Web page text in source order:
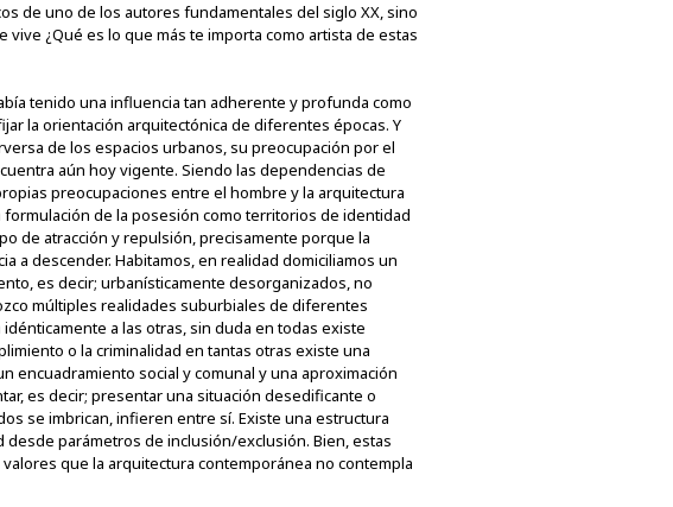
de uno de los autores fundamentales del siglo XX, sino
¿Qué es lo que más te importa como artista de estas
tenido una influencia tan adherente y profunda como
la orientación arquitectónica de diferentes épocas. Y
de los espacios urbanos, su preocupación por el
aún hoy vigente. Siendo las dependencias de
preocupaciones entre el hombre y la arquitectura
de la posesión como territorios de identidad
de atracción y repulsión, precisamente porque la
a descender. Habitamos, en realidad domiciliamos un
es decir; urbanísticamente desorganizados, no
múltiples realidades suburbiales de diferentes
a las otras, sin duda en todas existe
o la criminalidad en tantas otras existe una
encuadramiento social y comunal y una aproximación
es decir; presentar una situación desedificante o
se imbrican, infieren entre sí. Existe una estructura
parámetros de inclusión/exclusión. Bien, estas
que la arquitectura contemporánea no contempla